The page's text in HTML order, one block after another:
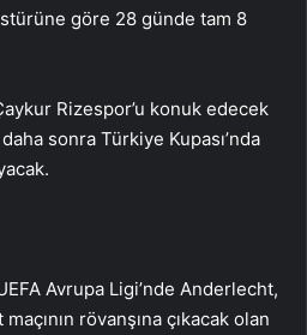
göre 28 günde tam 8
Rizespor’u konuk edecek
sonra Türkiye Kupası’nda
Avrupa Ligi’nde Anderlecht,
rövanşına çıkacak olan